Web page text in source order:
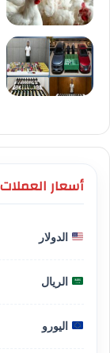
أسعار
الدولار
الريال
اليورو